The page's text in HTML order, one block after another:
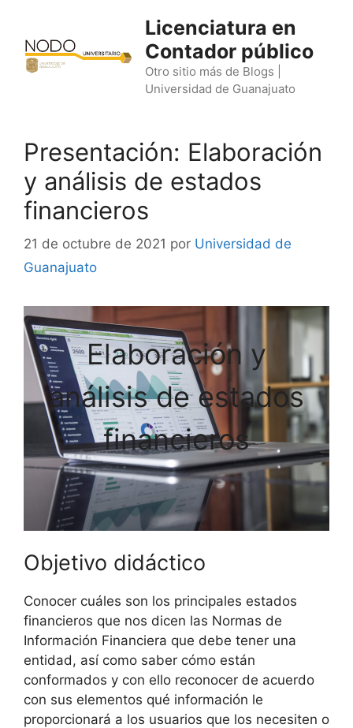
contenido
Licenciatura en
Contador público
Otro sitio más de Blogs |
Universidad de Guanajuato
Presentación: Elaboración
y análisis de estados
financieros
21 de octubre de 2021 por Universidad de
Guanajuato
Elaboración y
análisis de estados
financieros
Objetivo didáctico
Conocer cuáles son los principales estados
financieros que nos dicen las Normas de
Información Financiera que debe tener una
entidad, así como saber cómo están
conformados y con ello reconocer de acuerdo
con sus elementos qué información le
proporcionará a los usuarios que los necesiten o